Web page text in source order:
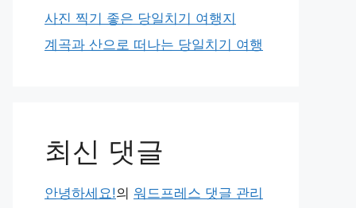
사진 찍기 좋은 당일치기 여행지
계곡과 산으로 떠나는 당일치기 여행
최신 댓글
안녕하세요!의 워드프레스 댓글 관리